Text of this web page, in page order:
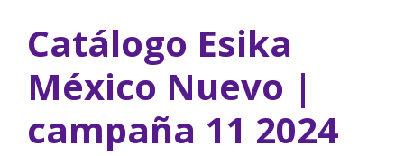
Catálogo Esika
México Nuevo |
campaña 11 2024